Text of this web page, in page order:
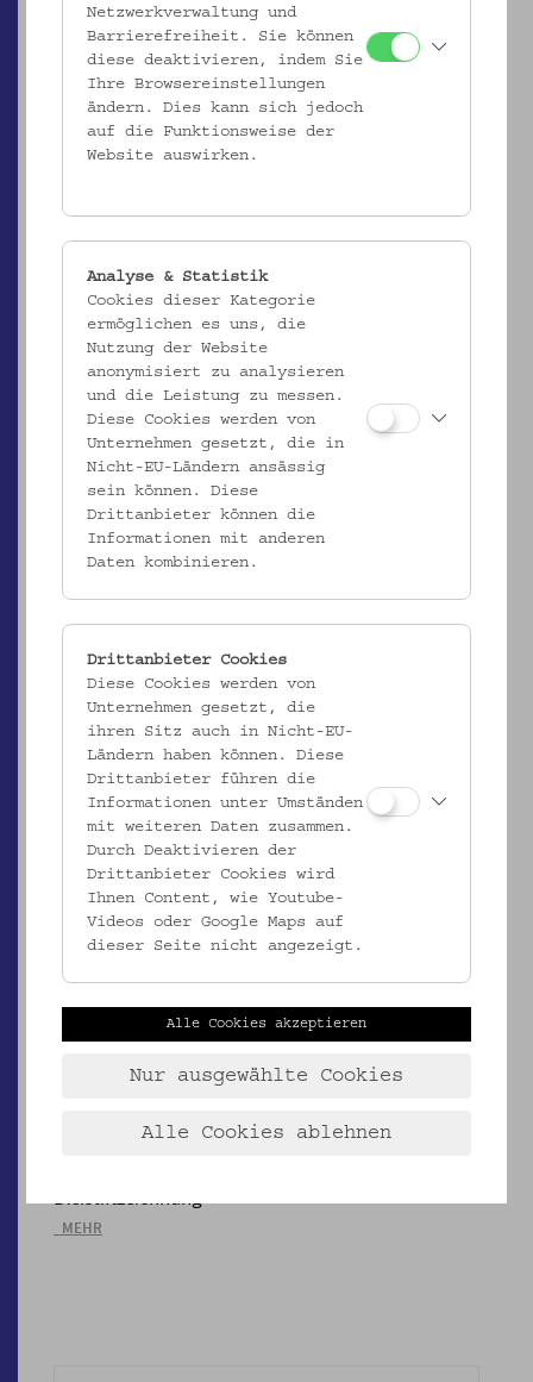
AÖMV/8.087
Bleistiftzeichnung
_MEHR
Bleistiftzeichnung
_MEHR
Bleistiftzeichnung
_MEHR
Netzwerkverwaltung und
Barrierefreiheit. Sie können
diese deaktivieren, indem Sie
Ihre Browsereinstellungen
ändern. Dies kann sich jedoch
auf die Funktionsweise der
Website auswirken.
Analyse & Statistik
Cookies dieser Kategorie
ermöglichen es uns, die
Nutzung der Website
anonymisiert zu analysieren
und die Leistung zu messen.
Diese Cookies werden von
Unternehmen gesetzt, die in
Nicht-EU-Ländern ansässig
sein können. Diese
Drittanbieter können die
Informationen mit anderen
Daten kombinieren.
Drittanbieter Cookies
Diese Cookies werden von
Unternehmen gesetzt, die
ihren Sitz auch in Nicht-EU-
Ländern haben können. Diese
Drittanbieter führen die
Informationen unter Umständen
mit weiteren Daten zusammen.
Durch Deaktivieren der
Drittanbieter Cookies wird
Ihnen Content, wie Youtube-
Videos oder Google Maps auf
dieser Seite nicht angezeigt.
Alle Cookies akzeptieren
Nur ausgewählte Cookies
Alle Cookies ablehnen